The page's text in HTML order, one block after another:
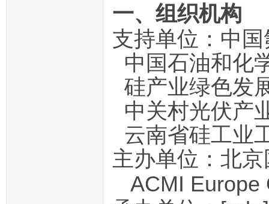
一、组织机构
支持单位：中
中国石油和化
硅产业绿色发
中关村光伏产
云南省硅工业
主办单位：北
ACMI Europe